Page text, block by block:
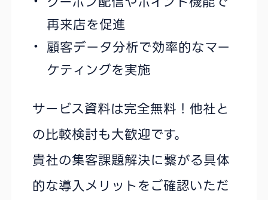
再来店を促進
顧客データ分析で効率的なマー
ケティングを実施
サービス資料は完全無料！他社と
の比較検討も大歓迎です。
貴社の集客課題解決に繋がる具体
的な導入メリットをご確認いただ